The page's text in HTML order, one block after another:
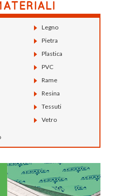
Legno
Pietra
Plastica
PVC
Rame
Resina
Tessuti
Vetro